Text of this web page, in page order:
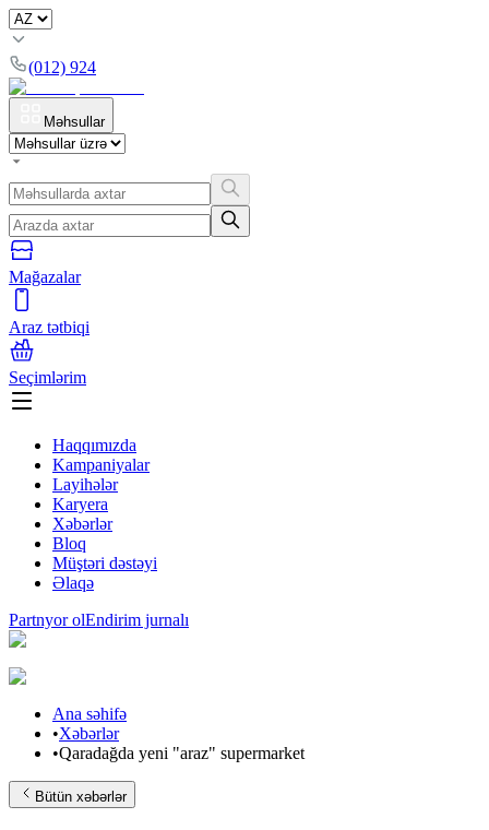
(012) 924
Məhsullar
Mağazalar
Araz tətbiqi
Seçimlərim
Haqqımızda
Kampaniyalar
Layihələr
Karyera
Xəbərlər
Bloq
Müştəri dəstəyi
Əlaqə
Partnyor olEndirim jurnalı
Ana səhifə
•Xəbərlər
•Qaradağda yeni "araz" supermarket
Bütün xəbərlər